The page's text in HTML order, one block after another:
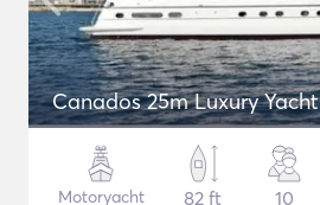
Canados 25m Luxury Yacht
Motoryacht
82 ft
10